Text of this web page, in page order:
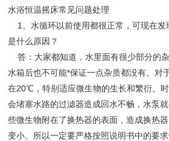
水浴恒温摇床常见问题处理
1、水循环以前使用都很正常，可现在发
是什么原因？
答：大家都知道，水里面有很少部分的
水箱后也不可能*保证一点杂质都没有。对
在20℃，特别适应微生物的生长和繁衍。时
会堵塞水路的过滤器造成回水不畅，水泵
些微生物附在了换热器的表面，造成换热
变小。所以一定要严格按照说明书中的要